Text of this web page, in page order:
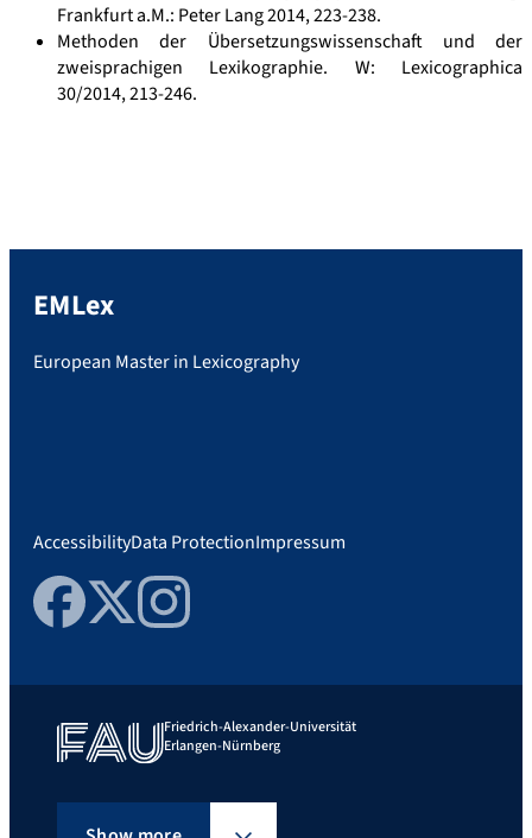
Frankfurt a.M.: Peter Lang 2014, 223-238.
Methoden der Übersetzungswissenschaft und der
zweisprachigen Lexikographie. W: Lexicographica
30/2014, 213-246.
EMLex
European Master in Lexicography
AccessibilityData ProtectionImpressum
FacebookTwitterInstagram
Friedrich-Alexander-Universität
Erlangen-Nürnberg